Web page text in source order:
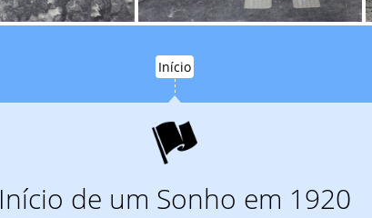
Início
Início de um Sonho em 1920